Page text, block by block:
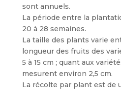
sont annuels.
La période entre la
20 à 28 semaines.
La taille des plants varie
longueur des fruits des
5 à 15 cm ; quant aux
mesurent environ 2,5 cm.
La récolte par plant est de